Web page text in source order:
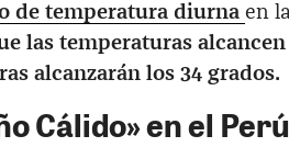
de temperatura diurna en
las temperaturas
alcanzarán los 34 grados.
Cálido» en el Perú